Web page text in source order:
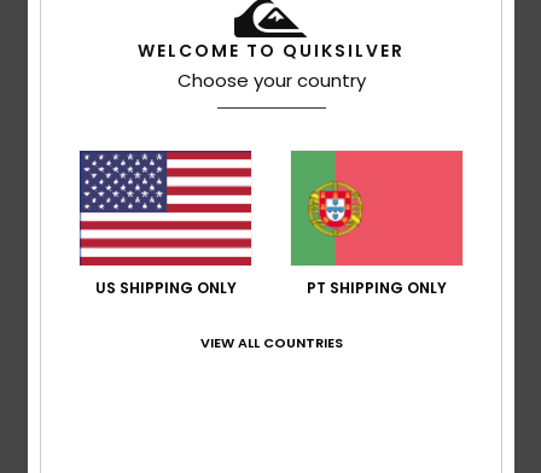
Cor
4.6
4
A cor vermelha na imagem do site do fato de mergulho não
WELCOME TO QUIKSILVER
Choose your country
US SHIPPING ONLY PT SHIPPING ONLY
VIEW ALL COUNTRIES